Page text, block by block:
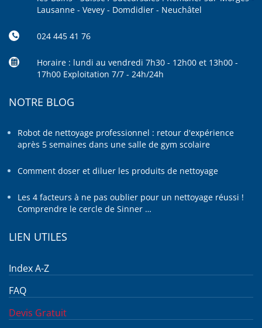
Lausanne - Vevey - Domdidier - Neuchâtel
024 445 41 76
Horaire : lundi au vendredi 7h30 - 12h00 et 13h00 -
17h00 Exploitation 7/7 - 24h/24h
NOTRE BLOG
Robot de nettoyage professionnel : retour d'expérience
après 5 semaines dans une salle de gym scolaire
Comment doser et diluer les produits de nettoyage
Les 4 facteurs à ne pas oublier pour un nettoyage réussi !
Comprendre le cercle de Sinner …
LIEN UTILES
Index A-Z
FAQ
Devis Gratuit